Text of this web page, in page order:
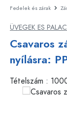
Fedelek és zárak
ÜVEGEK ES
Csavaros
nyílásra:
Tételszám :